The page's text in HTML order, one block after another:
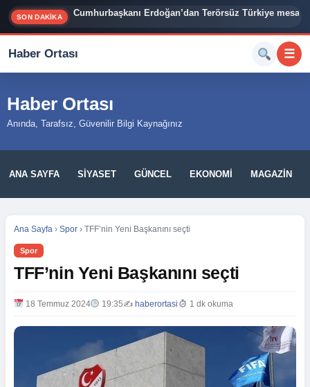
SON DAKİKA Cumhurbaşkanı Erdoğan’dan Terörsüz Türkiye mesajı
İzmir Siyasetinde Bomba İddia: Cemil Tugay 3
Haber Ortası ☰
Haber Ortası
Anında, Tarafsız, Güvenilir Bilgi Kaynağınız
ANA SAYFA SIYASET GÜNCEL EKONOMI MAGAZIN
Ana Sayfa › Spor › TFF’nin Yeni Başkanını seçti
Spor
TFF’nin Yeni Başkanını seçti
18 Temmuz 2024 19:35✍️ haberortasi 1 dk okuma